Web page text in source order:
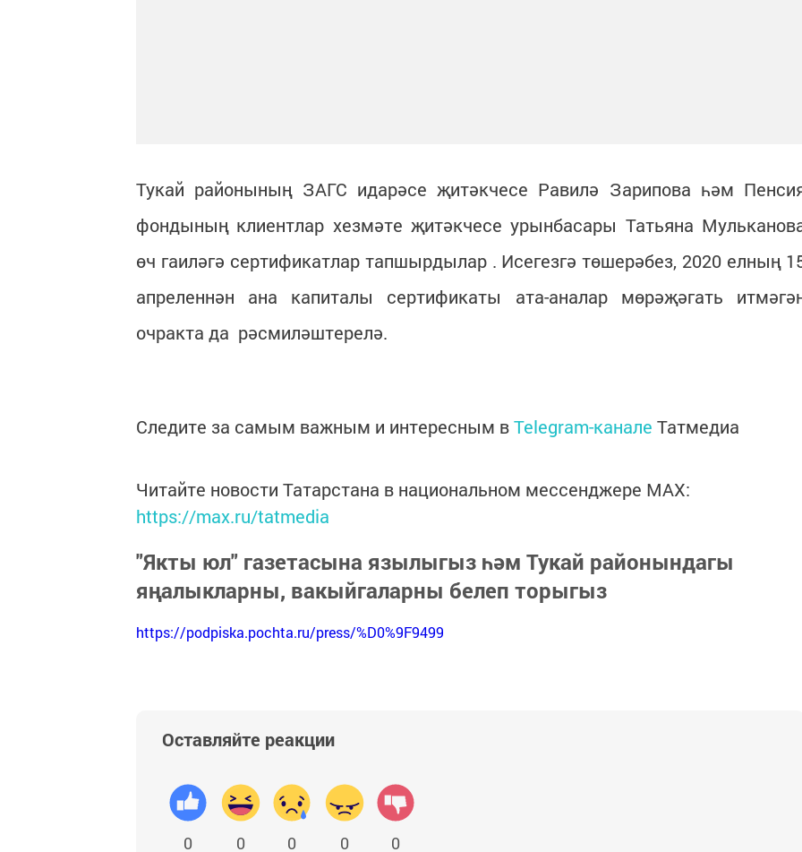
Тукай районының ЗАГС идарәсе җитәкчесе Равилә Зарипова һәм
фондының клиентлар хезмәте җитәкчесе урынбасары Татьяна
өч гаиләгә сертификатлар тапшырдылар . Исегезгә төшерәбез, 2020 елның
апреленнән ана капиталы сертификаты ата-аналар мөрәҗәгать
очракта да рәсмиләштерелә.
Следите за самым важным и интересным вTelegram-канале Татмедиа
Читайте новости Татарстана в национальном мессенджере MАХ:
https://max.ru/tatmedia
"Якты юл" газетасына язылыгыз һәм Тукай районындагы
яңалыкларны, вакыйгаларны белеп торыгыз
https://podpiska.pochta.ru/press/%D0%9F9499
Оставляйте реакции
0 0 0 0 0